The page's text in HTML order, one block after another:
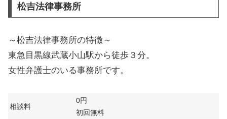
松吉法律事務所
～松吉法律事務所の特徴～
東急目黒線武蔵小山駅から徒歩３分。
女性弁護士のいる事務所です。
相談料
0円
初回無料